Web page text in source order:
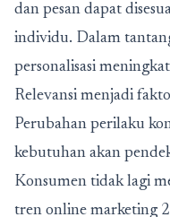
dan pesan dapat
individu. Dalam
personalisasi
Relevansi menjadi
Perubahan perilaku
kebutuhan akan
Konsumen tidak lagi
tren online marketing